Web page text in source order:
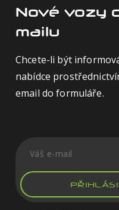
Nové vozy
mailu
Chcete-li být
nabídce
email do formuláře.